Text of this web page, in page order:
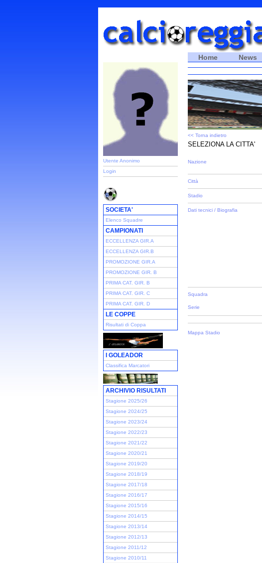
Utente Anonimo
Login
SOCIETA'
Elenco Squadre
CAMPIONATI
ECCELLENZA GIR.A
ECCELLENZA GIR.B
PROMOZIONE GIR.A
PROMOZIONE GIR. B
PRIMA CAT. GIR. B
PRIMA CAT. GIR. C
PRIMA CAT. GIR. D
LE COPPE
Risultati di Coppa
I GOLEADOR
Classifica Marcatori
ARCHIVIO RISULTATI
Stagione 2025/26
Stagione 2024/25
Stagione 2023/24
Stagione 2022/23
Stagione 2021/22
Stagione 2020/21
Stagione 2019/20
Stagione 2018/19
Stagione 2017/18
Stagione 2016/17
Stagione 2015/16
Stagione 2014/15
Stagione 2013/14
Stagione 2012/13
Stagione 2011/12
Stagione 2010/11
Home News
<< Torna indietro
SELEZIONA LA CITTA'
Nazione
Città
Stadio
Dati tecnici / Biografia
Squadra
Serie
Mappa Stadio